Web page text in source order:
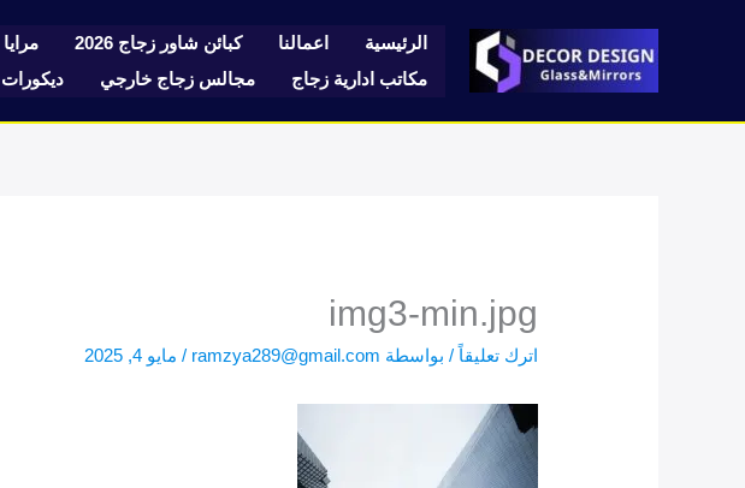
الرئيسية اعمالنا كبائن شاور زجاج 2026 مرايا
مكاتب ادارية زجاج
مجالس زجاج خارجي ديكورات
img3-min.jpg
اترك تعليقاً / بواسطة ramzya289@gmail.com
/ مايو 4, 2025